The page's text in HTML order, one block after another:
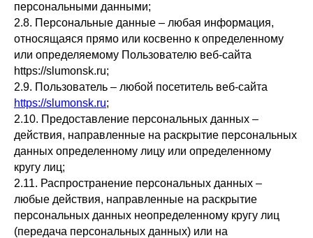
персональными данными;
2.8. Персональные данные – любая информация,
относящаяся прямо или косвенно к определенному
или определяемому Пользователю веб-сайта
https://slumonsk.ru;
2.9. Пользователь – любой посетитель веб-сайта
https://slumonsk.ru;
2.10. Предоставление персональных данных –
действия, направленные на раскрытие персональных
данных определенному лицу или определенному
кругу лиц;
2.11. Распространение персональных данных –
любые действия, направленные на раскрытие
персональных данных неопределенному кругу лиц
(передача персональных данных) или на